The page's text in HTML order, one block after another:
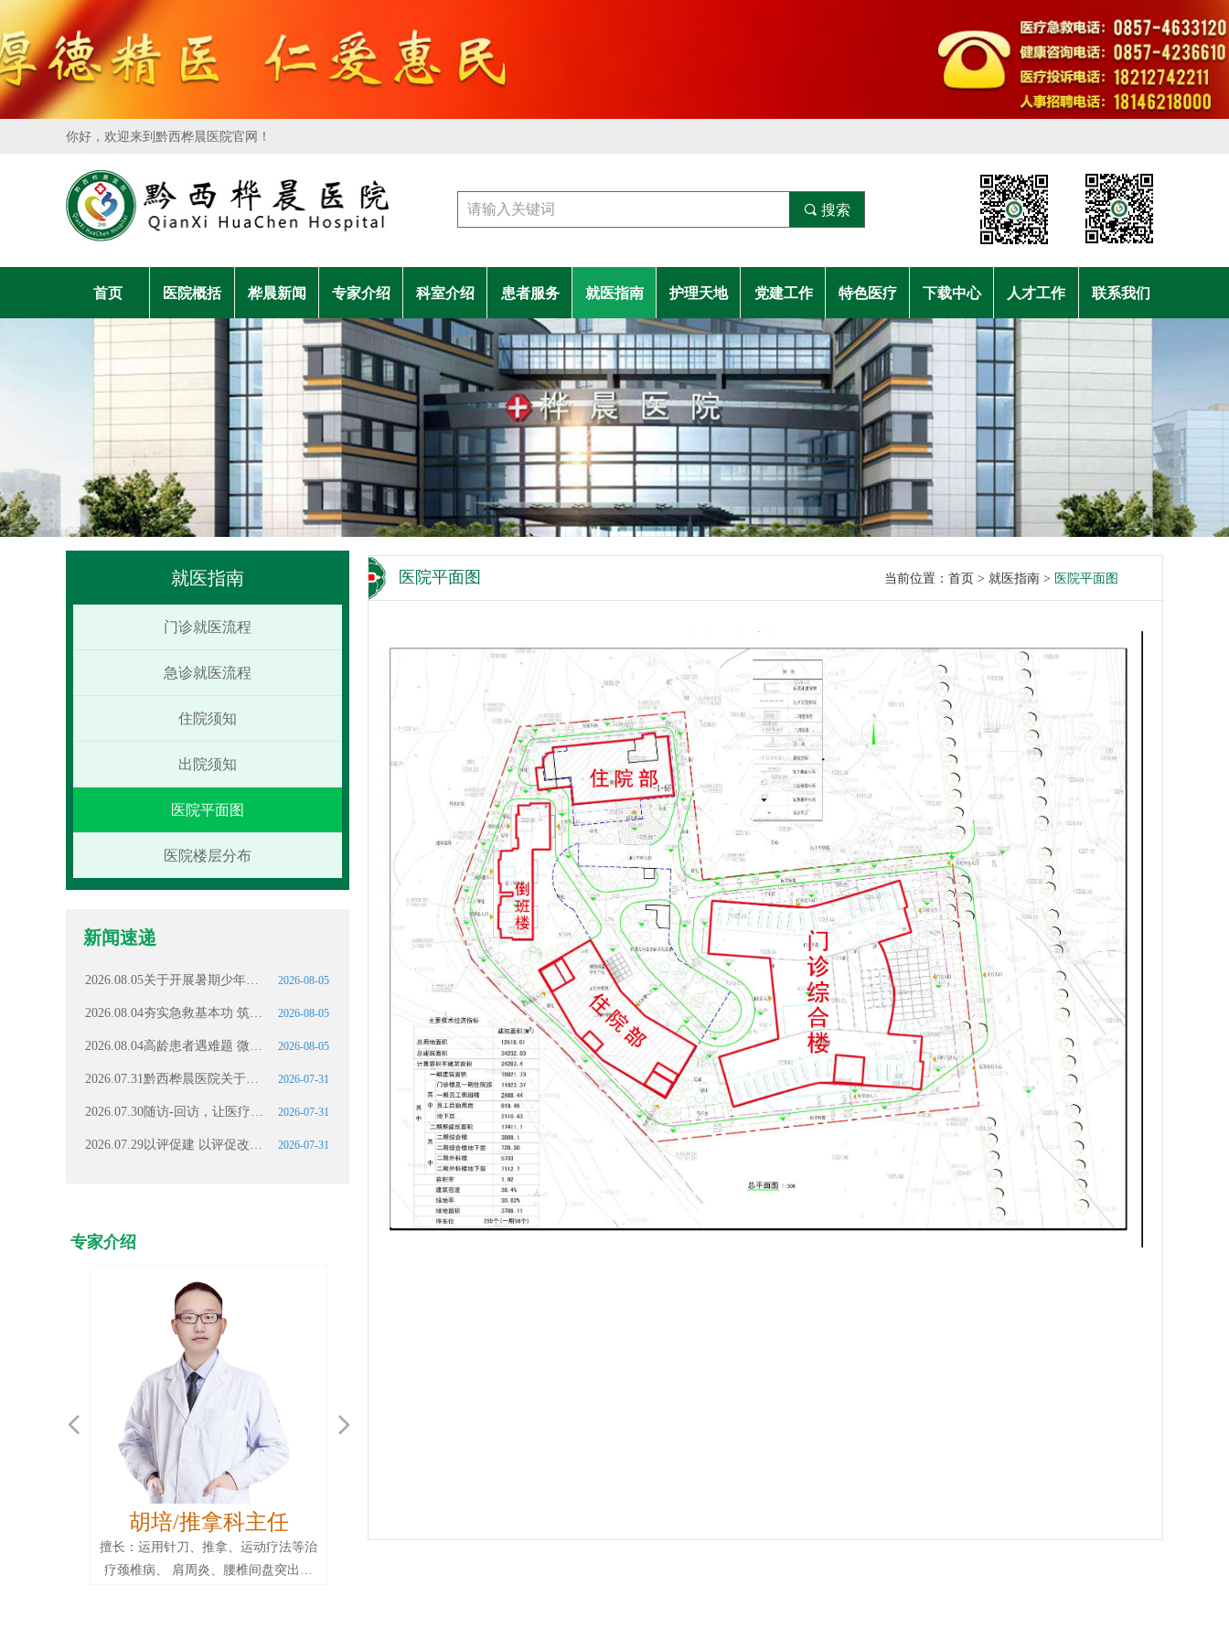
你好，欢迎来到黔西桦晨医院官网！
끠 搜索
首页 医院概括 桦晨新闻 专家介绍 科室介绍 患者服务 就医指南 护理天地 党建工作 特色医疗 下载中心 人才工作 联系我们
医院平面图 当前位置： 首页 > 就医指南 > 医院平面图
就医指南
门诊就医流程
急诊就医流程
住院须知
出院须知
医院平面图
医院楼层分布
新闻速递
2026-08-05
2026.08.05关于开展暑期少年儿童健康科普与免费筛查活动
2026-08-05
2026.08.04夯实急救基本功 筑牢生命安全线——我院综合内科组织除颤仪规范化操作专项培训
2026-08-05
2026.08.04高龄患者遇难题 微创除扰护安康｜黔西桦晨医院妇产科成功为八旬老人完成高难度取环术
2026-07-31
2026.07.31黔西桦晨医院关于暂停从业人员预防性健康体检（健康证）办理通知
2026-07-31
2026.07.30随访-回访，让医疗服务更有品质更有温度
2026-07-31
2026.07.29以评促建 以评促改｜用心守护透析患者生命线
专家介绍
胡培/推拿科主任
擅长：运用针刀、推拿、运动疗法等治
疗颈椎病、 肩周炎、腰椎间盘突出、
넳 넲